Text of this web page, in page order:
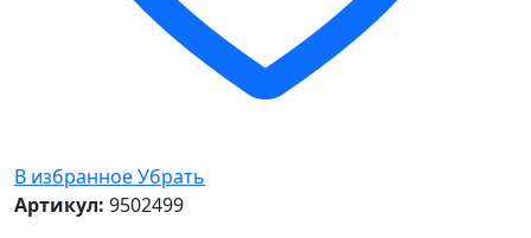
В избранноеУбрать
Артикул: 9502499